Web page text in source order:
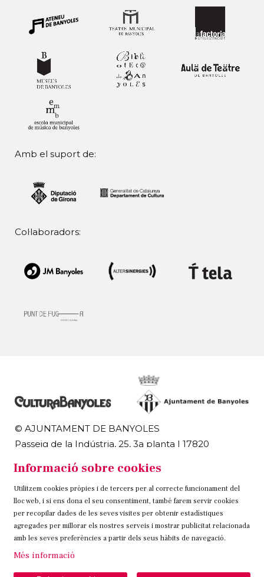
Amb el suport de:
Col·laboradors:
© AJUNTAMENT DE BANYOLES
Passeig de la Indústria, 25, 3a planta | 17820
972 58 18 48 | 972 57 00 50
Sitemap Avís Legal Ús de Cookies Contacteu
Link a instagram
Link a twitter
Link a facebook
Informació sobre cookies
Utilitzem cookies pròpies i de tercers per al correcte funcionament del
lloc web, i si ens dona el seu consentiment, també farem servir cookies
per recopilar dades de les seves visites per obtenir estadístiques
agregades per millorar els nostres serveis i mostrar publicitat relacionada
amb les seves preferències a partir dels seus hàbits de navegació.
Més informació